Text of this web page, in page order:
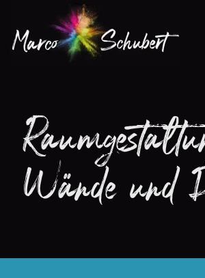
Zum Hauptinhalt springen
Wände und